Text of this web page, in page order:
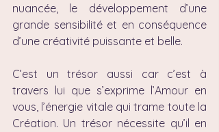
nuancée, le développement d’une
grande sensibilité et en conséquence
d’une créativité puissante et belle.
C’est un trésor aussi car c’est à
travers lui que s’exprime l’Amour en
vous, l’énergie vitale qui trame toute la
Création. Un trésor nécessite qu’il en